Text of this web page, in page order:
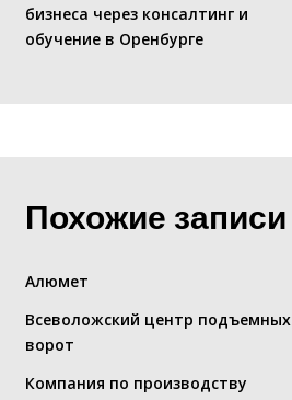
бизнеса через консалтинг и
обучение в Оренбурге
Похожие записи
Алюмет
Всеволожский центр подъемных
ворот
Компания по производству